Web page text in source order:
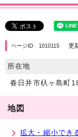
ページID 1010115 更
所在地
春日井市杁ヶ島町
地図
拡大・縮小でき